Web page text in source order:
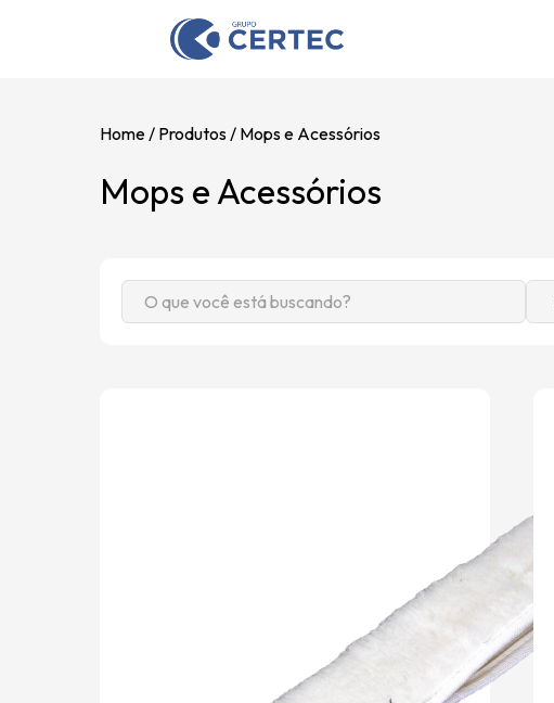
Home Produtos Mops e Acessórios
Mops e Acessórios